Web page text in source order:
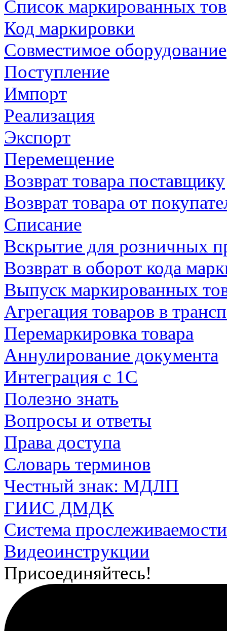
Список маркированных
Код маркировки
Совместимое оборудование
Поступление
Импорт
Реализация
Экспорт
Перемещение
Возврат товара поставщику
Возврат товара от
Списание
Вскрытие для розничных
Возврат в оборот кода
Выпуск маркированных
Агрегация товаров в
Перемаркировка товара
Аннулирование документа
Интеграция с 1С
Полезно знать
Вопросы и ответы
Права доступа
Словарь терминов
Честный знак: МДЛП
ГИИС ДМДК
Система прослеживаемости
Видеоинструкции
Присоединяйтесь!